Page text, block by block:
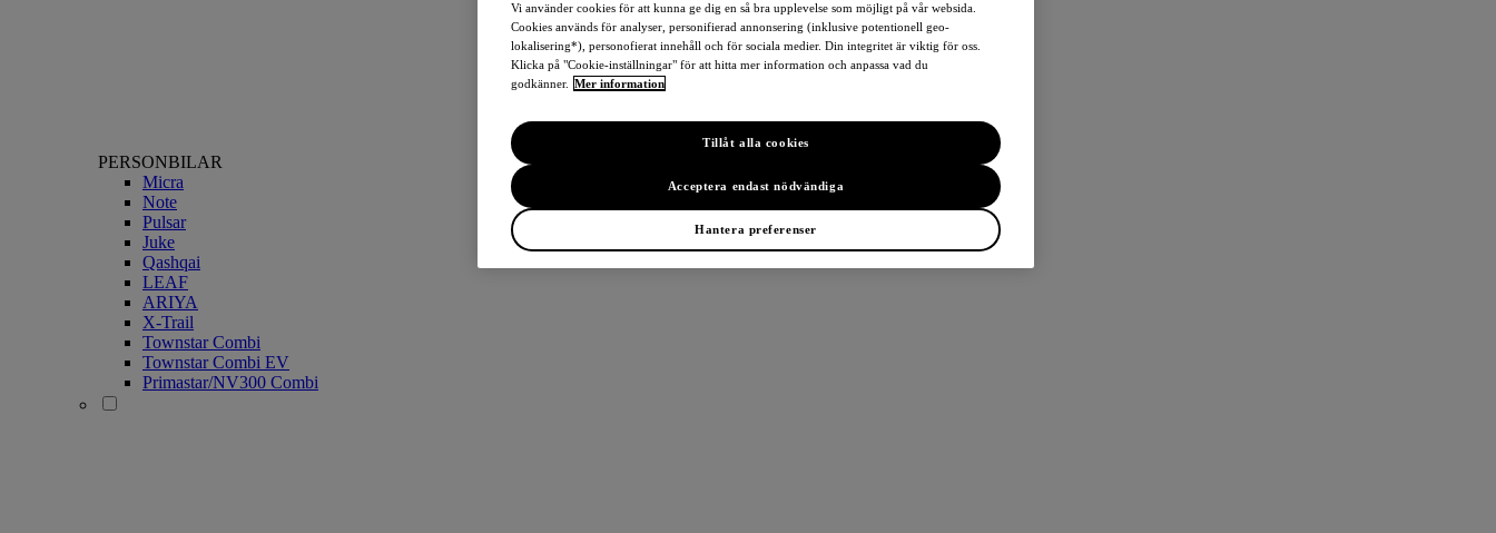
PERSONBILAR
Micra
Note
Pulsar
Juke
Qashqai
LEAF
ARIYA
X-Trail
Townstar Combi
Townstar Combi EV
Primastar/NV300 Combi
Vi använder cookies för att kunna ge dig en så bra upplevelse som möjligt på vår websida.
Cookies används för analyser, personifierad annonsering (inklusive potentionell geo-
lokalisering*), personofierat innehåll och för sociala medier. Din integritet är viktig för oss.
Klicka på "Cookie-inställningar" för att hitta mer information och anpassa vad du
godkänner. Mer information
Hantera preferenser
Acceptera endast nödvändiga
Tillåt alla cookies